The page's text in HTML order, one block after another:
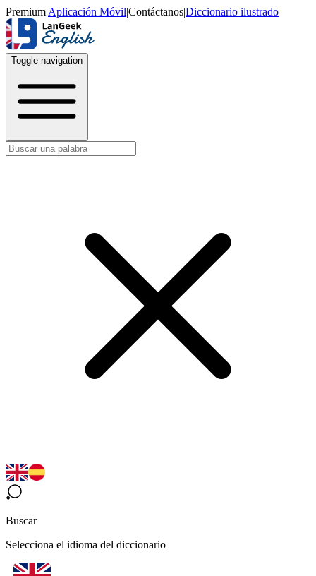
Premium|Aplicación Móvil|Contáctanos|Diccionario ilustrado
Toggle navigation
Buscar
Selecciona el idioma del diccionario